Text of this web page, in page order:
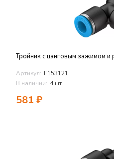
Тройник с цанговым зажимом
Артикул: F153121
В наличии: 4 шт
581 ₽